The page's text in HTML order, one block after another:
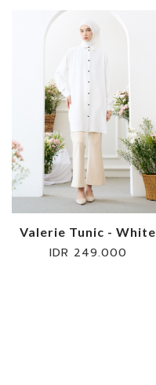
Valerie Tunic - White
IDR 249.000